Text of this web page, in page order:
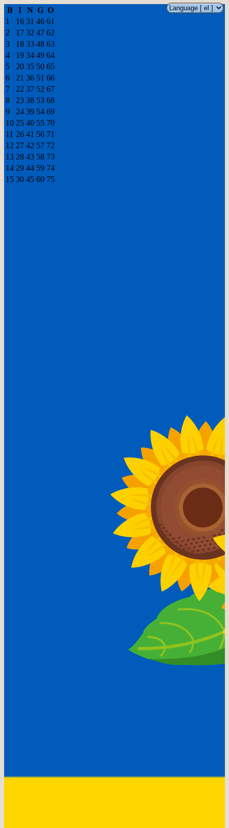
B I N G O
1
16 31 46 61
2
17 32 47 62
3
18 33 48 63
4
19 34 49 64
5
20 35 50 65
6
21 36 51 66
7
22 37 52 67
8
23 38 53 68
9
24 39 54 69
10 25 40 55 70
11 26 41 56 71
12 27 42 57 72
13 28 43 58 73
14 29 44 59 74
15 30 45 60 75